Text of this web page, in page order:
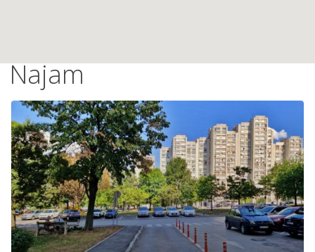
Najam